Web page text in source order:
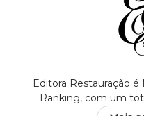
Editora Restauração é
Ranking, com um